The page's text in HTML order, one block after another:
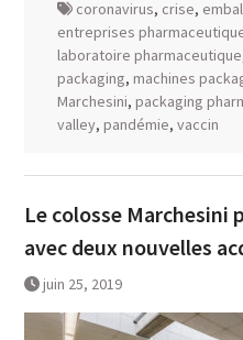
coronavirus, crise,
entreprises
laboratoire pharmaceutique
packaging, machines
Marchesini, packaging
valley, pandémie, vaccin
Le colosse Marchesini
avec deux nouvelles
juin 25, 2019